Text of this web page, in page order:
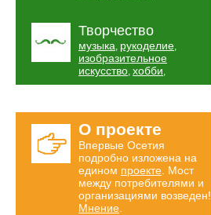
Творчество
музыка, рукоделие,
изобразительное
искусство, хобби,
О проекте
Впервые Осетия
подробно изложена на
едином проекте . Мост
между потребителями и
организациями возведен!
Мнение